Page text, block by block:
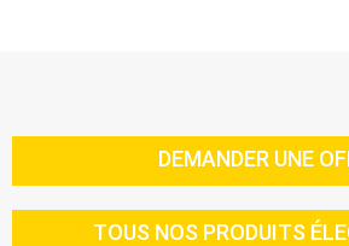
DEMANDER UNE
TOUS NOS PRODUITS